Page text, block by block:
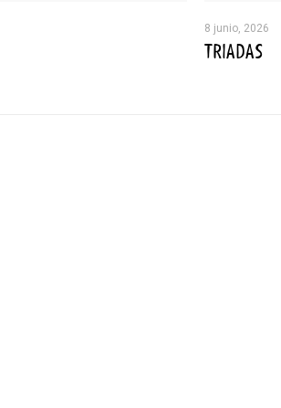
8 junio, 2026
TRIADAS